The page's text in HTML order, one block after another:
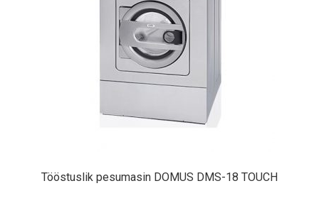
Tööstuslik pesumasin DOMUS DMS-18 TOUCH